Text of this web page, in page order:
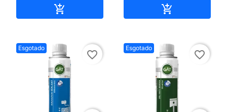
 
Esgotado
favorite_border
Esgotado
favorite_border